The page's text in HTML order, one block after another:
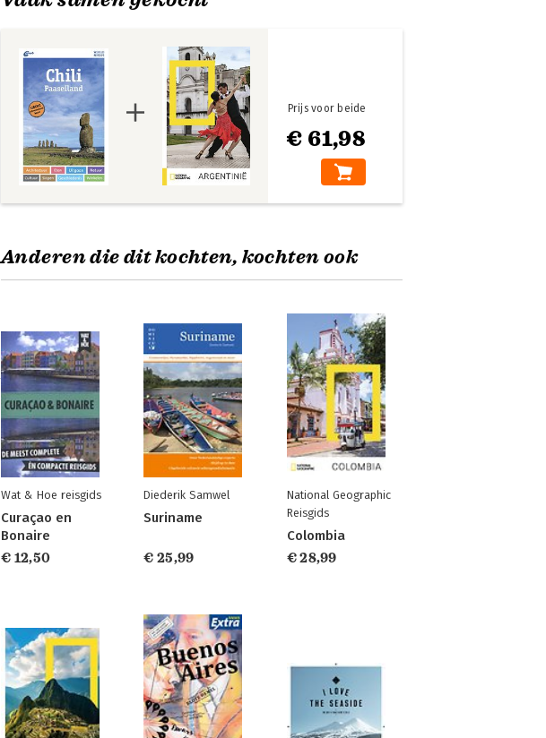
€ 61,98
Prijs voor beide
Anderen die dit kochten, kochten ook
Wat & Hoe reisgids
Curaçao en
Bonaire
€ 12,50
Diederik Samwel
Suriname
€ 25,99
National Geographic
Reisgids
Colombia
€ 28,99